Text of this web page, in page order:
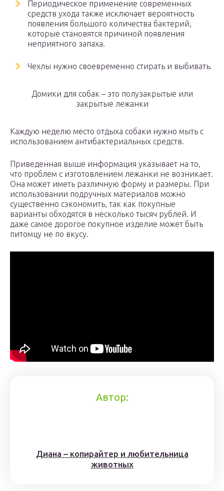
Периодическое применение современных
средств ухода также исключает вероятность
появления большого количества бактерий,
которые становятся причиной появления
неприятного запаха.
Чехлы нужно своевременно стирать и выбивать.
Домики для собак – это полузакрытые или
закрытые лежанки
Каждую неделю место отдыха собаки нужно мыть с
использованием антибактериальных средств.
Приведенная выше информация указывает на то,
что проблем с изготовлением лежанки не возникает.
Она может иметь различную форму и размеры. При
использовании подручных материалов можно
существенно сэкономить, так как покупные
варианты обходятся в несколько тысяч рублей. И
даже самое дорогое покупное изделие может быть
питомцу не по вкусу.
Автор:
Диана – копирайтер и любительница
животных